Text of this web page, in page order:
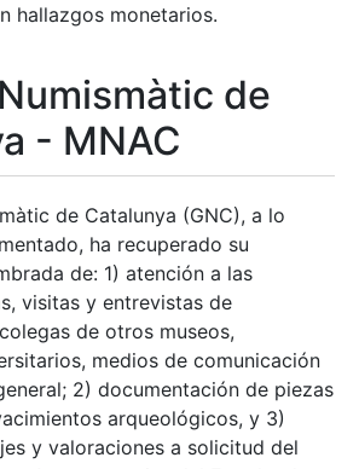
hallazgos monetarios.
de
- MNAC
de Catalunya (GNC), a lo
ha recuperado su
de: 1) atención a las
visitas y entrevistas de
de otros museos,
medios de comunicación
2) documentación de piezas
arqueológicos, y 3)
y valoraciones a solicitud del